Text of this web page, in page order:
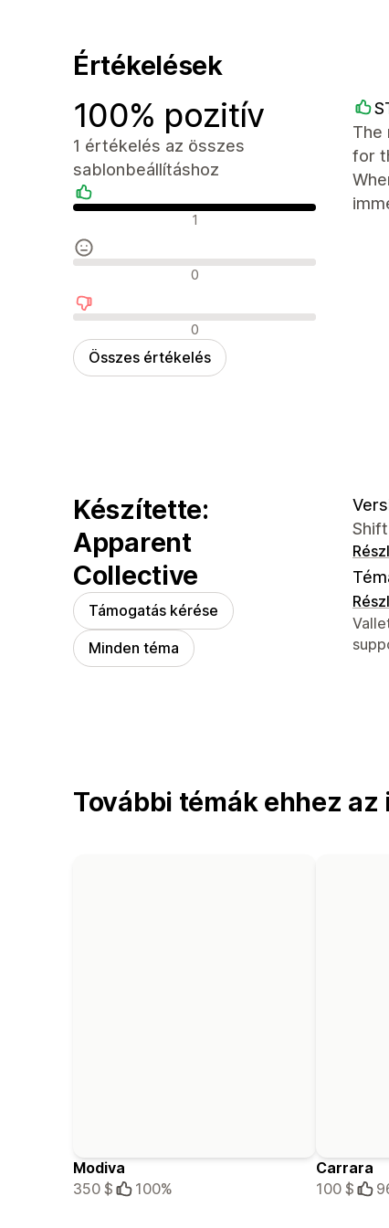
Értékelések
100% pozitív
1 értékelés az összes
sablonbeállításhoz
Pozitív értékelések
1
Semleges értékelések
0
Negatív értékelések
0
Összes értékelés
The
for
Készítette:
Apparent
Collective
Támogatás kérése
Minden téma
További témák ehhez
Modiva
350 $
100%
Carrara
100 $